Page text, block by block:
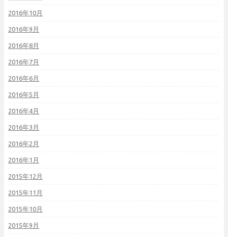
2016年10月
2016年9月
2016年8月
2016年7月
2016年6月
2016年5月
2016年4月
2016年3月
2016年2月
2016年1月
2015年12月
2015年11月
2015年10月
2015年9月